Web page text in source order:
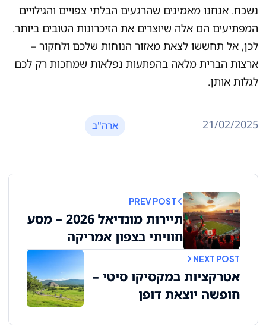
נשכח. אנחנו מאמינים שהרגעים הבלתי צפויים והגילויים
המפתיעים הם אלה שיוצרים את הזיכרונות הטובים ביותר.
לכן, אל תחששו לצאת מאזור הנוחות שלכם ולחקור –
ארצות הברית מלאה בהפתעות נפלאות שמחכות רק לכם
לגלות אותן.
21/02/2025 ארה"ב
תיירות מונדיאל 2026 – מסע
חוויתי בצפון אמריקה
NEXT POST
אטרקציות במקסיקו סיטי –
חופשה יוצאת דופן